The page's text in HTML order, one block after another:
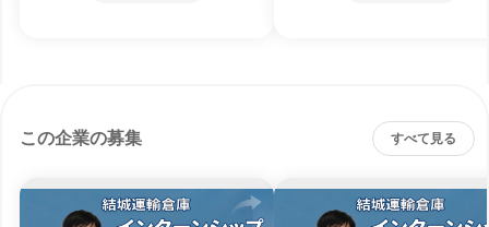
この企業の募集 すべて見る